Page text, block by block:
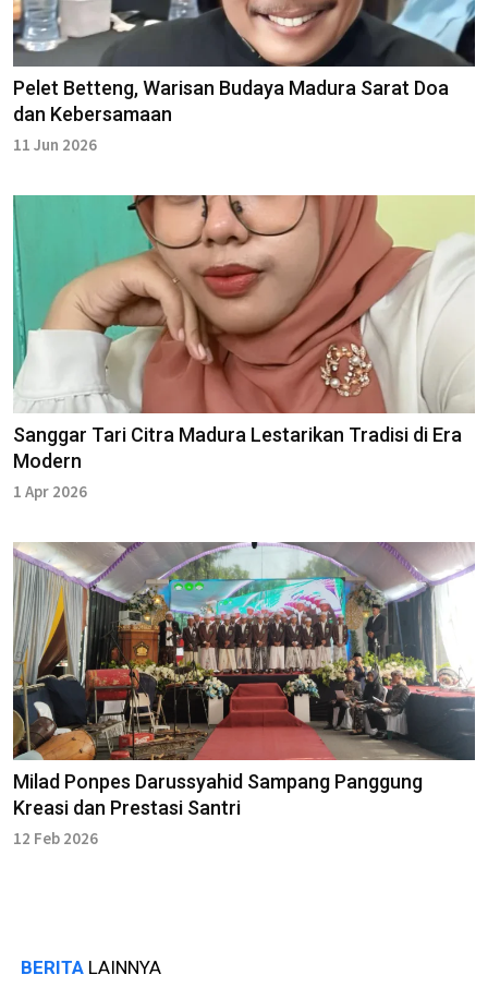
Pelet Betteng, Warisan Budaya Madura Sarat Doa
dan Kebersamaan
11 Jun 2026
Sanggar Tari Citra Madura Lestarikan Tradisi di Era
Modern
1 Apr 2026
Milad Ponpes Darussyahid Sampang Panggung
Kreasi dan Prestasi Santri
12 Feb 2026
BERITA LAINNYA